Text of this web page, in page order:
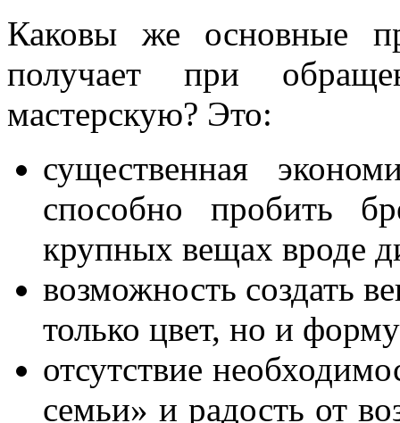
Каковы же основные
получает при
мастерскую? Это:
существенная
способно пробить
крупных вещах вроде
возможность создать
только цвет, но и
отсутствие
семьи» и радость от